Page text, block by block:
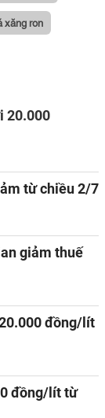
xăng ron
20.000
từ chiều 2/7
giảm thuế
đồng/lít
đồng/lít từ